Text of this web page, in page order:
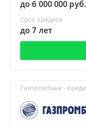
до 6 000 000 руб.
Срок кредита
до 7 лет
Газпромбанк -